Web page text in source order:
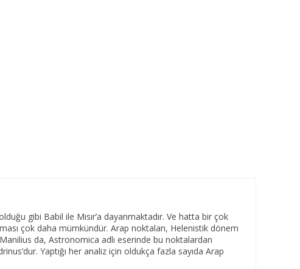
gibi Babil ile Mısır’a dayanmaktadır. Ve hatta bir çok
çok daha mümkündür. Arap noktaları, Helenistik dönem
da, Astronomica adlı eserinde bu noktalardan
Yaptığı her analiz için oldukça fazla sayıda Arap